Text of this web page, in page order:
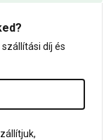
díj és